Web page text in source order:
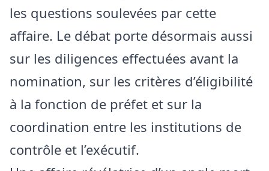
les questions soulevées par cette
affaire. Le débat porte désormais aussi
sur les diligences effectuées avant la
nomination, sur les critères d’éligibilité
à la fonction de préfet et sur la
coordination entre les institutions de
contrôle et l’exécutif.